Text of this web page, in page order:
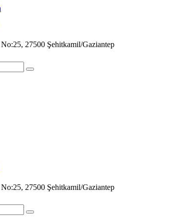
No:25, 27500 Şehitkamil/Gaziantep
No:25, 27500 Şehitkamil/Gaziantep